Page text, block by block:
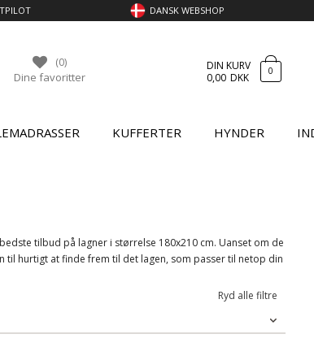
DANSK WEBSHOP
(0)
Dine favoritter
DIN KURV
0,00 DKK 0
KUFFERTER HYNDER
tilbud på lagner i størrelse 180x210 cm. Uanset om de
hurtigt at finde frem til det lagen, som passer til netop din
Ryd alle filtre